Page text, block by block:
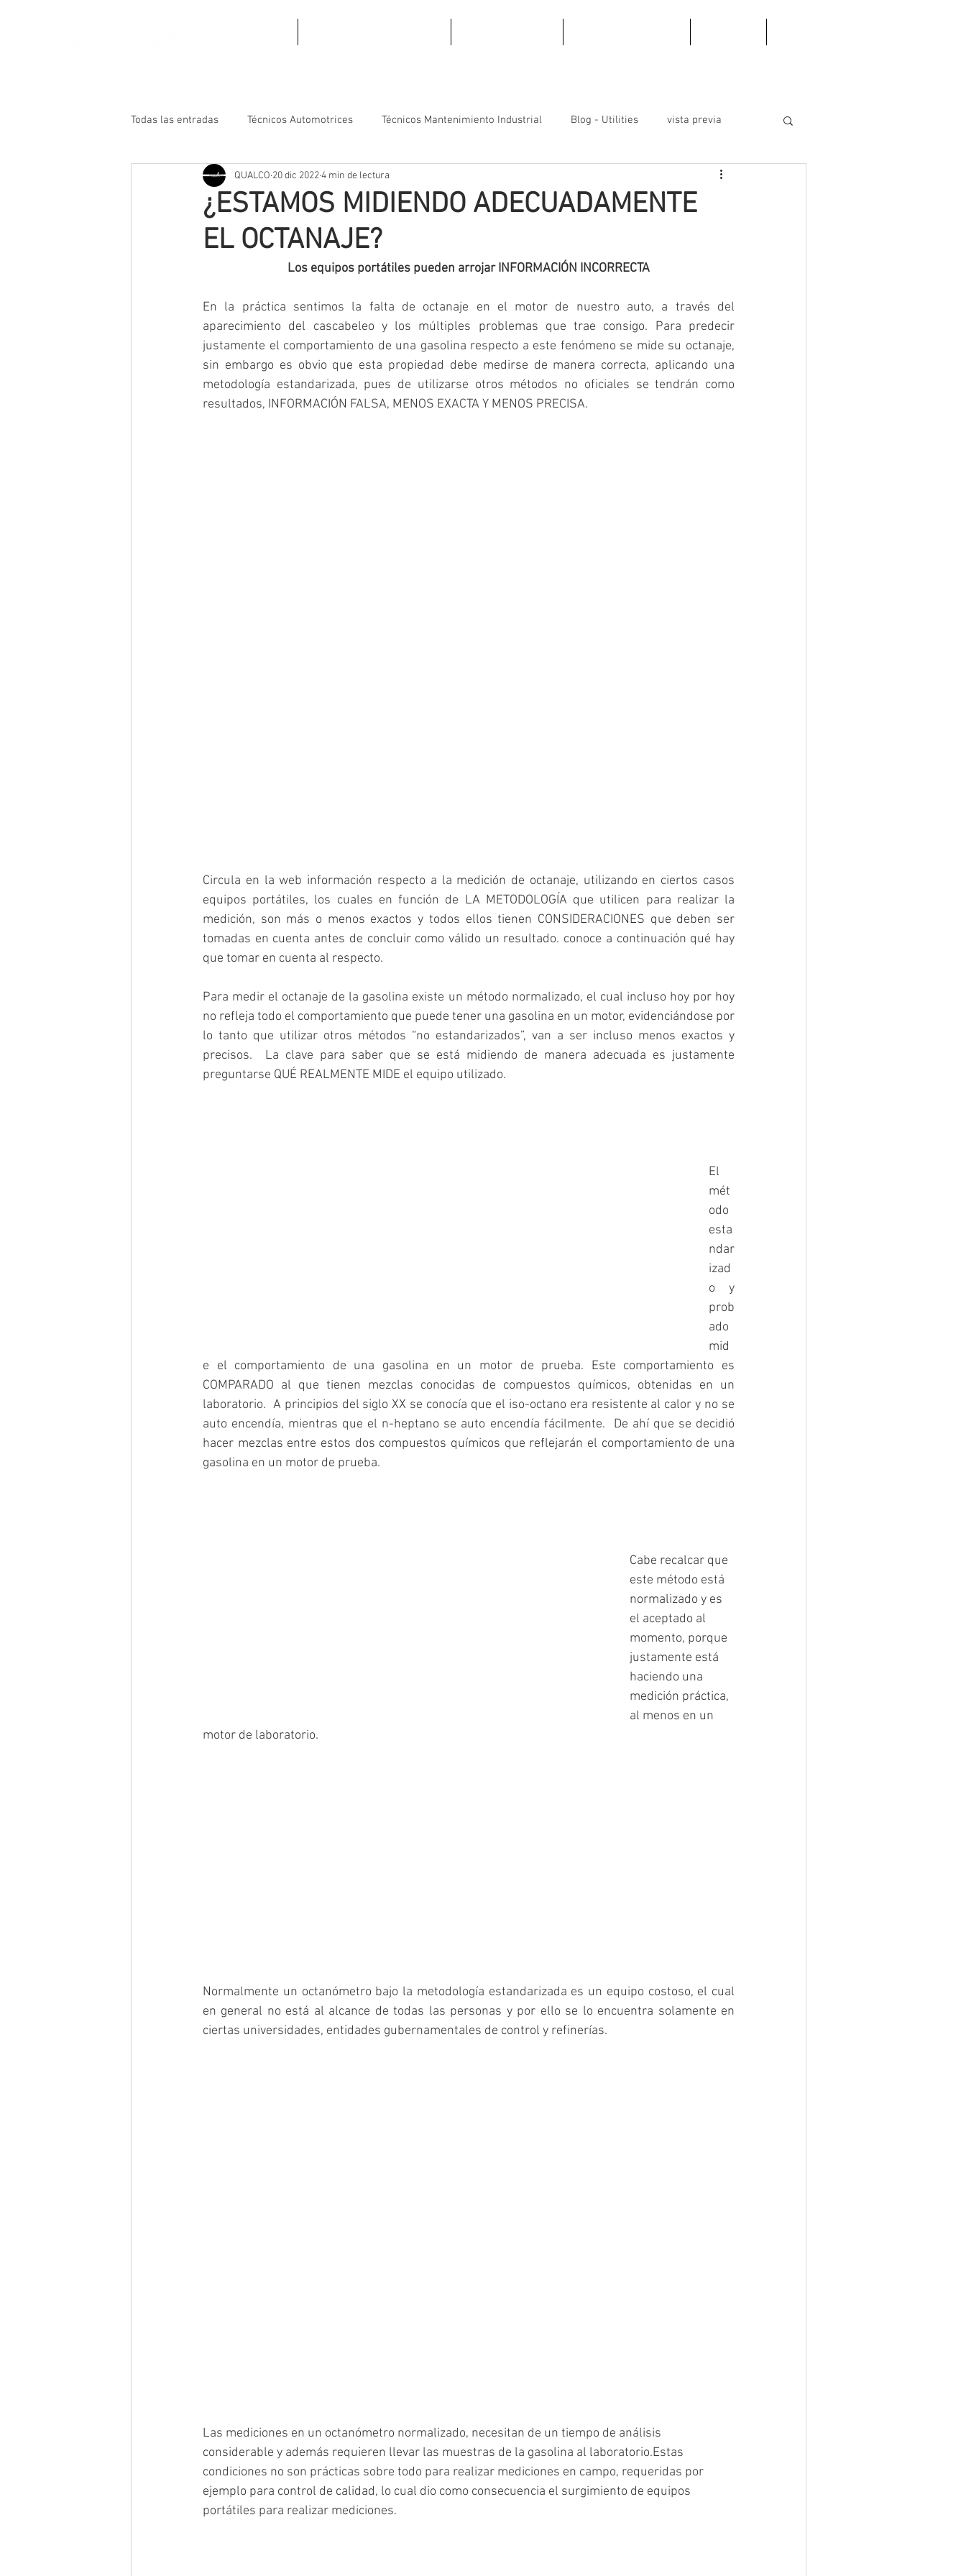
Todas las entradas Técnicos Automotrices Técnicos Mantenimiento Industrial Blog - Utilities vista previa
¿ESTAMOS MIDIENDO ADECUADAMENTE
EL OCTANAJE?
QUALCO 20 dic 20224 min de lectura
Los equipos portátiles pueden arrojar INFORMACIÓN INCORRECTA
En la práctica sentimos la falta de octanaje en el motor de nuestro auto, a través del
aparecimiento del cascabeleo y los múltiples problemas que trae consigo. Para predecir
justamente el comportamiento de una gasolina respecto a este fenómeno se mide su octanaje,
sin embargo es obvio que esta propiedad debe medirse de manera correcta, aplicando una
metodología estandarizada, pues de utilizarse otros métodos no oficiales se tendrán como
resultados, INFORMACIÓN FALSA, MENOS EXACTA Y MENOS PRECISA.
Circula en la web información respecto a la medición de octanaje, utilizando en ciertos casos
equipos portátiles, los cuales en función de LA METODOLOGÍA que utilicen para realizar la
medición, son más o menos exactos y todos ellos tienen CONSIDERACIONES que deben ser
tomadas en cuenta antes de concluir como válido un resultado. conoce a continuación qué hay
que tomar en cuenta al respecto.
Para medir el octanaje de la gasolina existe un método normalizado, el cual incluso hoy por hoy
no refleja todo el comportamiento que puede tener una gasolina en un motor, evidenciándose por
lo tanto que utilizar otros métodos “no estandarizados”, van a ser incluso menos exactos y
precisos.  La clave para saber que se está midiendo de manera adecuada es justamente
preguntarse QUÉ REALMENTE MIDE el equipo utilizado.
El
mét
odo
esta
ndar
izad
o y
prob
ado
mid
e el comportamiento de una gasolina en un motor de prueba. Este comportamiento es
COMPARADO al que tienen mezclas conocidas de compuestos químicos, obtenidas en un
laboratorio.  A principios del siglo XX se conocía que el iso-octano era resistente al calor y no se
auto encendía, mientras que el n-heptano se auto encendía fácilmente.  De ahí que se decidió
hacer mezclas entre estos dos compuestos químicos que reflejarán el comportamiento de una
gasolina en un motor de prueba.
Cabe recalcar que
este método está
normalizado y es
el aceptado al
momento, porque
justamente está
haciendo una
medición práctica,
al menos en un
motor de laboratorio.
Normalmente un octanómetro bajo la metodología estandarizada es un equipo costoso, el cual
en general no está al alcance de todas las personas y por ello se lo encuentra solamente en
ciertas universidades, entidades gubernamentales de control y refinerías.
Las mediciones en un octanómetro normalizado, necesitan de un tiempo de análisis
considerable y además requieren llevar las muestras de la gasolina al laboratorio.Estas
condiciones no son prácticas sobre todo para realizar mediciones en campo, requeridas por
ejemplo para control de calidad, lo cual dio como consecuencia el surgimiento de equipos
portátiles para realizar mediciones.